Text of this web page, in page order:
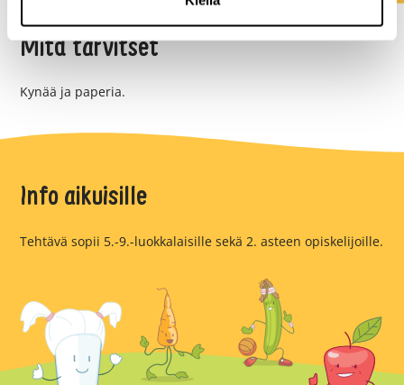
Mitä tarvitset
Kynää ja paperia.
Info aikuisille
Tehtävä sopii 5.-9.-luokkalaisille sekä 2. asteen opiskelijoille.